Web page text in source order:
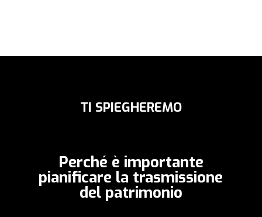
TI SPIEGHEREMO
Perché è importante
pianificare la trasmissione
del patrimonio